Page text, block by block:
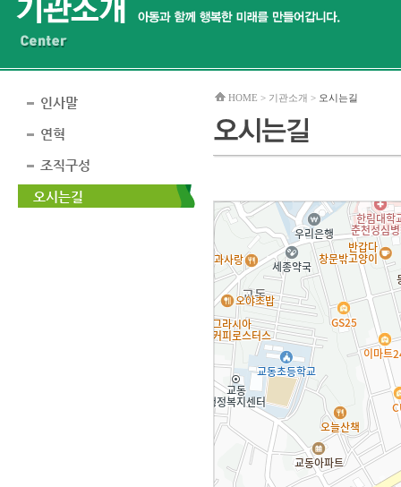
인사말
연혁
조직구성
오시는길
HOME > 기관소개 > 오시는길